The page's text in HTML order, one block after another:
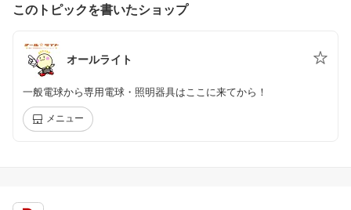
このトピックを書いたショップ
オールライト
一般電球から専用電球・照明器具はここに来てから！
メニュー